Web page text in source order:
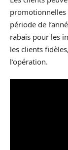
promotionnelles
période de
rabais pour les
les clients
l’opération.